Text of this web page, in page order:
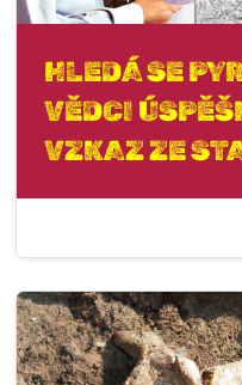
HLEDÁ SE
VĚDCI
VZKAZ ZE